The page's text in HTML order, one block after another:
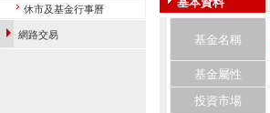
基金平台投資理財網
休市及基金行事曆
網路交易 基金名稱
基金屬性
投資市場